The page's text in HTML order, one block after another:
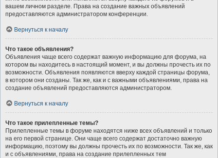
вашем личном разделе. Права на создание важных объявлений
предоставляются администратором конференции.
Вернуться к началу
Что такое объявления?
Объявления чаще всего содержат важную информацию для форума, на
котором вы находитесь в настоящий момент, и вы должны прочесть их по
возможности. Объявления появляются вверху каждой страницы форума,
в котором они созданы. Так же, как и с важными объявлениями, права на
создание объявлений предоставляются администратором.
Вернуться к началу
Что такое прилепленные темы?
Прилепленные темы в форуме находятся ниже всех объявлений и только
на его первой странице. Они чаще всего содержат достаточно важную
информацию, поэтому вы должны прочесть их по возможности. Так же, как
и с объявлениями, права на создание прилепленных тем